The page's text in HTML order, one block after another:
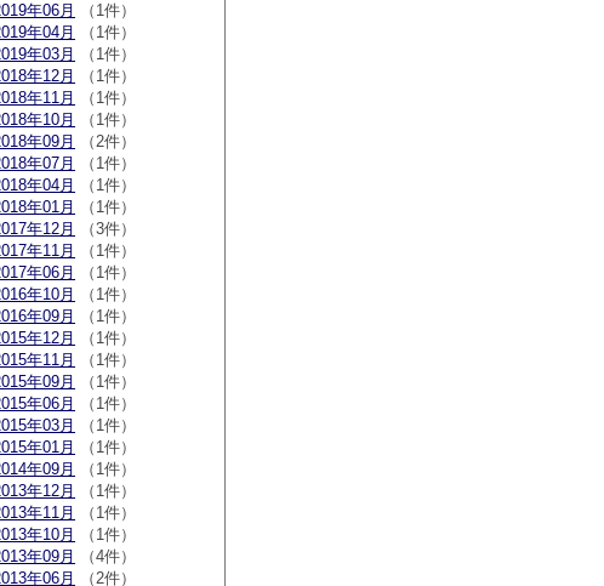
年06月
（1件）
年04月
（1件）
年03月
（1件）
年12月
（1件）
年11月
（1件）
年10月
（1件）
年09月
（2件）
年07月
（1件）
年04月
（1件）
年01月
（1件）
年12月
（3件）
年11月
（1件）
年06月
（1件）
年10月
（1件）
年09月
（1件）
年12月
（1件）
年11月
（1件）
年09月
（1件）
年06月
（1件）
年03月
（1件）
年01月
（1件）
年09月
（1件）
年12月
（1件）
年11月
（1件）
年10月
（1件）
年09月
（4件）
年06月
（2件）